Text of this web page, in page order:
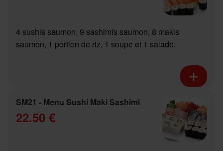
4 sushis saumon, 9 sashimis saumon, 8 makis
saumon, 1 portion de riz, 1 soupe et 1 salade.
SM21 - Menu Sushi Maki Sashimi
22.50 €